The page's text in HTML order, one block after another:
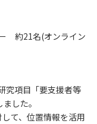
約21名(オンライン
究項目「要支援者等
した。
て、位置情報を活用